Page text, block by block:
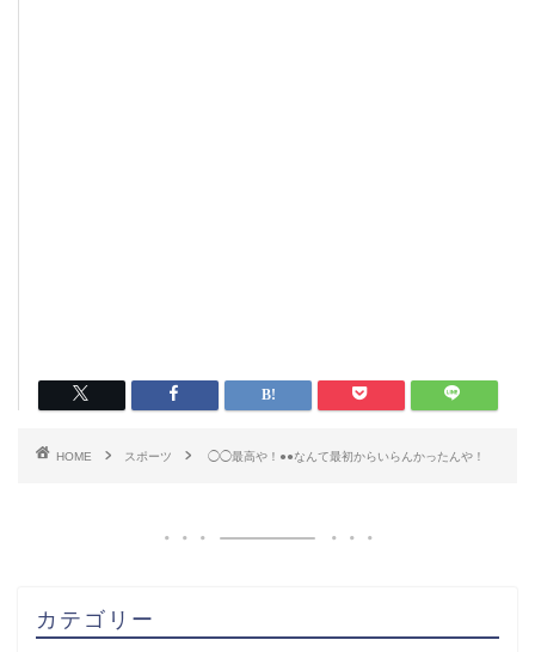
HOME スポーツ ◯◯最高や！●●なんて最初からいらんかったんや！
カテゴリー